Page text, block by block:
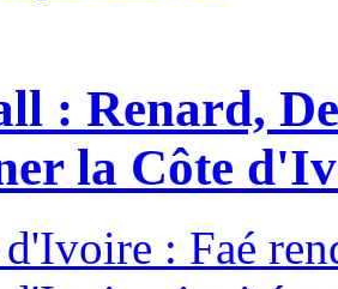
: Renard,
la Côte
: Faé